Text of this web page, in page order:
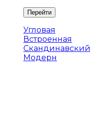
Угловая
Встроенная
Скандинавский
Модерн